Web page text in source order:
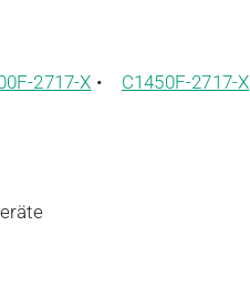
2717-X • C1450F-2717-X